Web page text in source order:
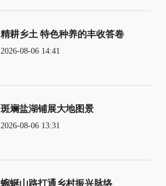
精耕乡土 特色种养的丰收答卷
2026-08-06 14:41
斑斓盐湖铺展大地图景
2026-08-06 13:31
蜿蜒山路打通乡村振兴脉络